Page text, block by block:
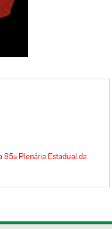
diante de uma pauta popular,
escolheu o lado dos que
– pagando bem – o discurso.
Plenária Estadual da